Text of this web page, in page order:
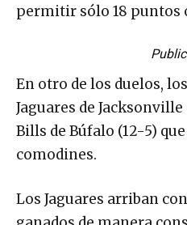
permitir sólo 18 puntos
En otro de los duelos,
Jaguares de
Bills de Búfalo (12-5)
comodines.
Los Jaguares arriban